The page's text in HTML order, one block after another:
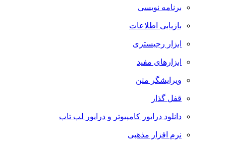
برنامه نویسی
بازیابی اطلاعات
ابزار رجیستری
ابزارهای مفید
ویرایشگر متن
قفل گذار
دانلود درایور کامپیوتر و درایور لپ تاپ
نرم افزار مذهبی